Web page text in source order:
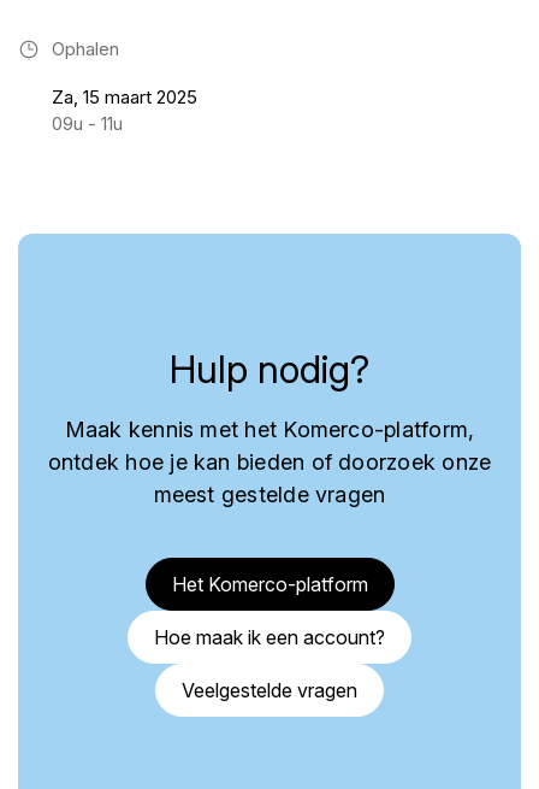
Ophalen
Za, 15 maart 2025
09u - 11u
Hulp nodig?
Maak kennis met het Komerco-platform,
ontdek hoe je kan bieden of doorzoek onze
meest gestelde vragen
Het Komerco-platform
Hoe maak ik een account?
Veelgestelde vragen